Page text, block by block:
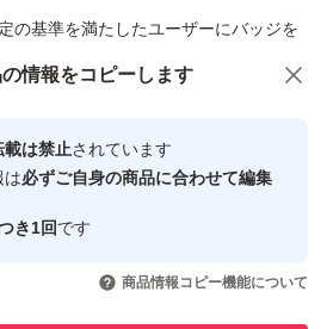
の基準を満たしたユーザーにバッジを
心・安全なユーザーです
引を完了させた実績があります
情報をコピーします
載は禁止されています
は必ずご自身の商品に合わせて編集
き1回です
商品情報コピー機能について
オススメ